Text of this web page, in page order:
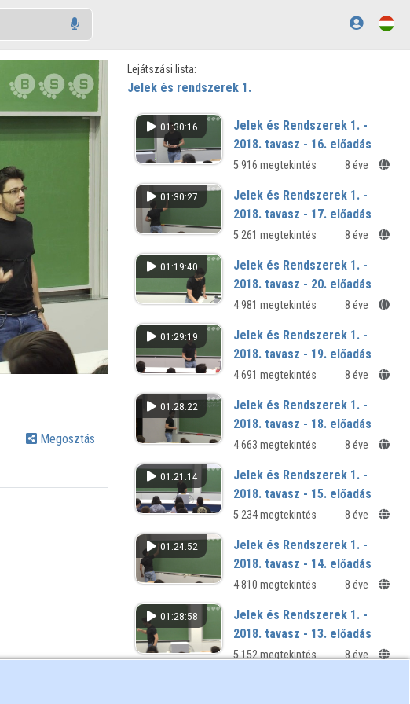
Megosztás
Lejátszási lista:
Jelek és rendszerek 1.
01:30:16
Jelek és Rendszerek 1. -
2018. tavasz - 16. előadás
5 916 megtekintés 8 éve
01:30:27
Jelek és Rendszerek 1. -
2018. tavasz - 17. előadás
5 261 megtekintés 8 éve
01:19:40
Jelek és Rendszerek 1. -
2018. tavasz - 20. előadás
4 981 megtekintés 8 éve
01:29:19
Jelek és Rendszerek 1. -
2018. tavasz - 19. előadás
4 691 megtekintés 8 éve
01:28:22
Jelek és Rendszerek 1. -
2018. tavasz - 18. előadás
4 663 megtekintés 8 éve
01:21:14
Jelek és Rendszerek 1. -
2018. tavasz - 15. előadás
5 234 megtekintés 8 éve
01:24:52
Jelek és Rendszerek 1. -
2018. tavasz - 14. előadás
4 810 megtekintés 8 éve
01:28:58
Jelek és Rendszerek 1. -
2018. tavasz - 13. előadás
5 152 megtekintés 8 éve